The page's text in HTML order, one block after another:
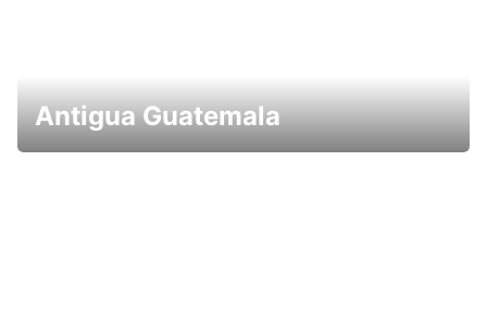
Antigua Guatemala